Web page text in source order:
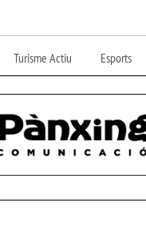
Turisme Actiu Esports